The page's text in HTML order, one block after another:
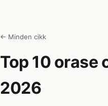
← Minden cikk
Top 10 orase
2026